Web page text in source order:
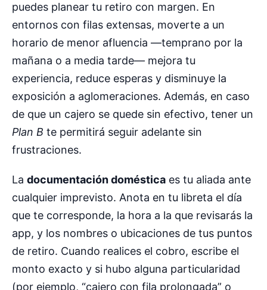
puedes planear tu retiro con margen. En
entornos con filas extensas, moverte a un
horario de menor afluencia —temprano por la
mañana o a media tarde— mejora tu
experiencia, reduce esperas y disminuye la
exposición a aglomeraciones. Además, en caso
de que un cajero se quede sin efectivo, tener un
Plan B te permitirá seguir adelante sin
frustraciones.
La documentación doméstica es tu aliada ante
cualquier imprevisto. Anota en tu libreta el día
que te corresponde, la hora a la que revisarás la
app, y los nombres o ubicaciones de tus puntos
de retiro. Cuando realices el cobro, escribe el
monto exacto y si hubo alguna particularidad
(por ejemplo, “cajero con fila prolongada” o